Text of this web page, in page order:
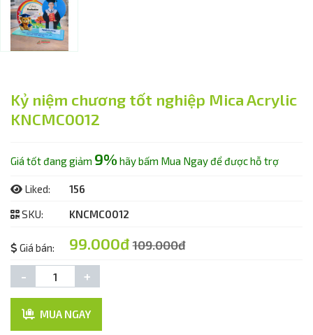
Kỷ niệm chương tốt nghiệp Mica Acrylic
KNCMC0012
Giá tốt đang giảm 9% hãy bấm Mua Ngay để được hỗ trợ
Liked: 156
SKU: KNCMC0012
Giá bán: 99.000đ109.000đ
- +
MUA NGAY